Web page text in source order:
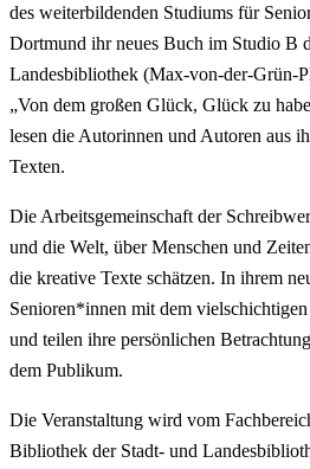
des weiterbildenden Studiums für
Dortmund ihr neues Buch im Studio B
Landesbibliothek (Max-von-der-Grün-
„Von dem großen Glück, Glück zu
lesen die Autorinnen und Autoren aus
Texten.
Die Arbeitsgemeinschaft der
und die Welt, über Menschen und
die kreative Texte schätzen. In ihrem
Senioren*innen mit dem
und teilen ihre persönlichen
dem Publikum.
Die Veranstaltung wird vom
Bibliothek der Stadt- und